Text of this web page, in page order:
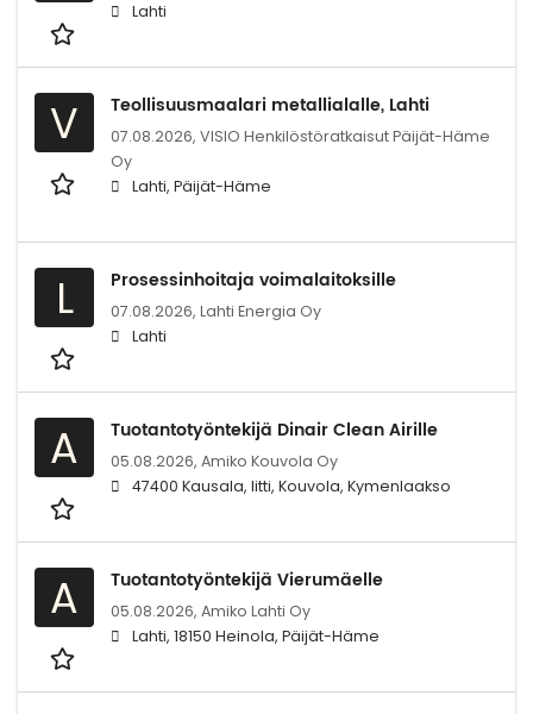
Lahti
V Teollisuusmaalari metallialalle, Lahti
07.08.2026, VISIO Henkilöstöratkaisut Päijät-Häme
Oy
Lahti, Päijät-Häme
L Prosessinhoitaja voimalaitoksille
07.08.2026, Lahti Energia Oy
Lahti
A Tuotantotyöntekijä Dinair Clean Airille
05.08.2026, Amiko Kouvola Oy
47400 Kausala, Iitti, Kouvola, Kymenlaakso
A Tuotantotyöntekijä Vierumäelle
05.08.2026, Amiko Lahti Oy
Lahti, 18150 Heinola, Päijät-Häme